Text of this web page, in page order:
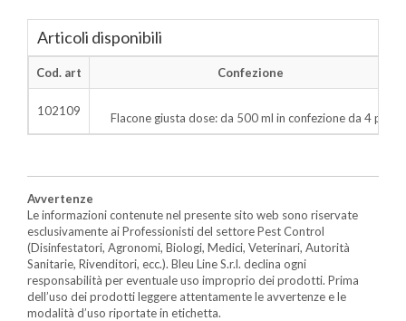
Articoli disponibili
Cod. art Confezione
102109 Flacone giusta dose: da 500 ml in confezione da 4 pz.
Avvertenze
Le informazioni contenute nel presente sito web sono riservate
esclusivamente ai Professionisti del settore Pest Control
(Disinfestatori, Agronomi, Biologi, Medici, Veterinari, Autorità
Sanitarie, Rivenditori, ecc.). Bleu Line S.r.l. declina ogni
responsabilità per eventuale uso improprio dei prodotti. Prima
dell’uso dei prodotti leggere attentamente le avvertenze e le
modalità d’uso riportate in etichetta.